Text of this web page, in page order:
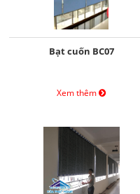
Bạt cuốn BC07
Xem thêm